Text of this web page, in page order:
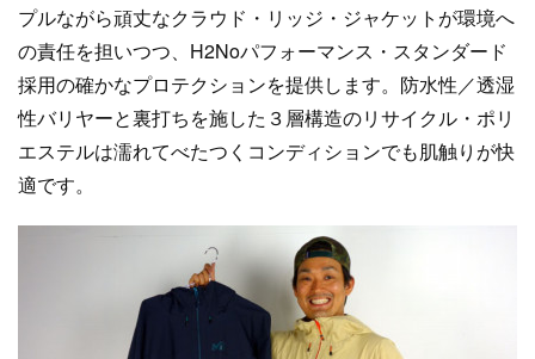
プルながら頑丈なクラウド・リッジ・ジャケットが環境へ
の責任を担いつつ、H2Noパフォーマンス・スタンダード
採用の確かなプロテクションを提供します。防水性／透湿
性バリヤーと裏打ちを施した３層構造のリサイクル・ポリ
エステルは濡れてべたつくコンディションでも肌触りが快
適です。